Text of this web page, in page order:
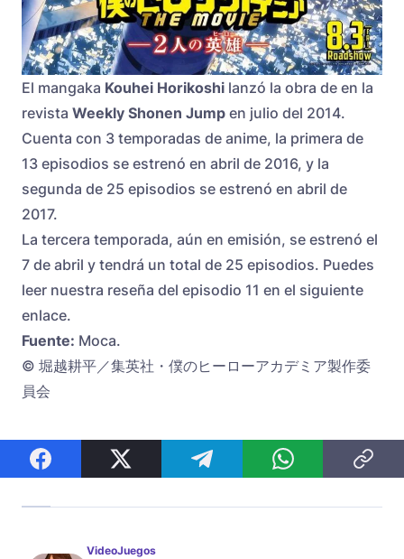
El mangaka Kouhei Horikoshi lanzó la obra de en la
revista Weekly Shonen Jump en julio del 2014.
Cuenta con 3 temporadas de anime, la primera de
13 episodios se estrenó en abril de 2016, y la
segunda de 25 episodios se estrenó en abril de
2017.
La tercera temporada, aún en emisión, se estrenó el
7 de abril y tendrá un total de 25 episodios. Puedes
leer nuestra reseña del episodio 11 en el siguiente
enlace.
Fuente: Moca.
© 堀越耕平／集英社・僕のヒーローアカデミア製作委
員会
VideoJuegos